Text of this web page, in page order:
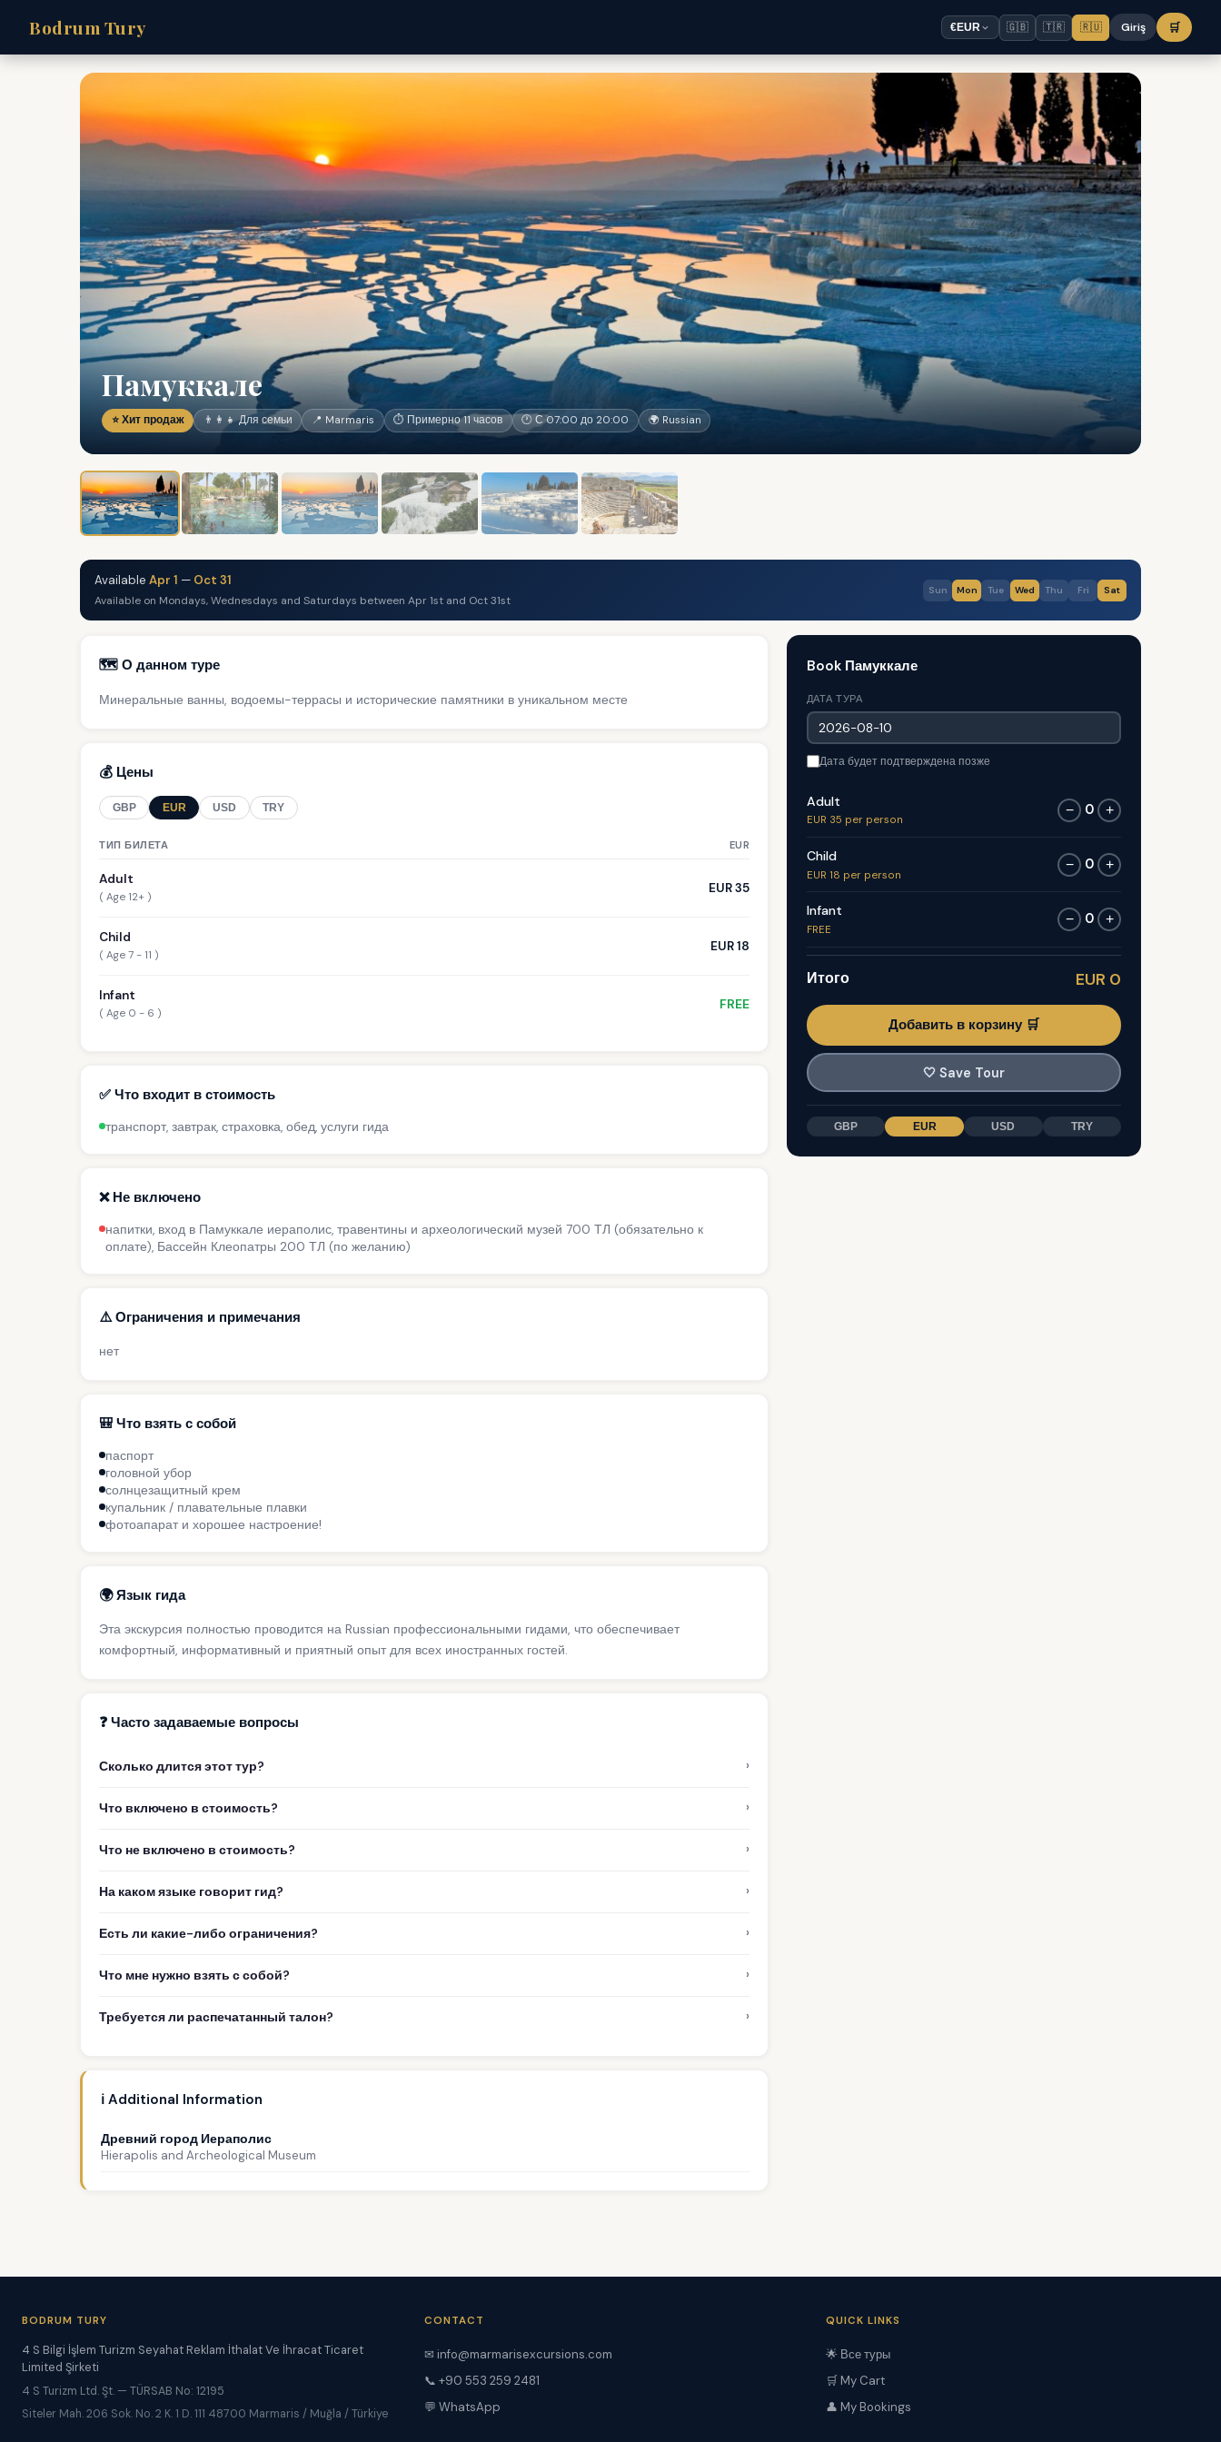
Bodrum Tury €EUR 🇬🇧 🇹🇷 🇷🇺 Giriş 🛒
Памуккале
⭐ Хит продаж 👨‍👩‍👧 Для семьи 📍 Marmaris ⏱ Примерно 11 часов 🕐 С 07:00 до 20:00 🌍 Russian
Available Apr 1 — Oct 31
Available on Mondays, Wednesdays and Saturdays between Apr 1st and Oct 31st
Sun Mon Tue Wed Thu Fri Sat
🗺️ О данном туре
Минеральные ванны, водоемы-террасы и исторические памятники в уникальном месте
💰 Цены
GBP EUR USD TRY
ТИП БИЛЕТА EUR
Adult
( Age 12+ )
EUR 35
Child
( Age 7 - 11 )
EUR 18
Infant
( Age 0 - 6 )
FREE
✅ Что входит в стоимость
транспорт, завтрак, страховка, обед, услуги гида
❌ Не включено
напитки, вход в Памуккале иераполис, травентины и археологический музей 700 ТЛ (обязательно к
оплате), Бассейн Клеопатры 200 ТЛ (по желанию)
⚠️ Ограничения и примечания
нет
🎒 Что взять с собой
паспорт
головной убор
солнцезащитный крем
купальник / плавательные плавки
фотоапарат и хорошее настроение!
🌍 Язык гида
Эта экскурсия полностью проводится на Russian профессиональными гидами, что обеспечивает
комфортный, информативный и приятный опыт для всех иностранных гостей.
❓ Часто задаваемые вопросы
Сколько длится этот тур? ›
Что включено в стоимость? ›
Что не включено в стоимость? ›
На каком языке говорит гид? ›
Есть ли какие-либо ограничения? ›
Что мне нужно взять с собой? ›
Требуется ли распечатанный талон? ›
ℹ️ Additional Information
Древний город Иераполис
Hierapolis and Archeological Museum
Book Памуккале
ДАТА ТУРА
Дата будет подтверждена позже
Adult
EUR 35 per person
− 0 +
Child
EUR 18 per person
− 0 +
Infant
FREE
− 0 +
Итого EUR 0
Добавить в корзину 🛒
🤍 Save Tour
GBP EUR USD TRY
BODRUM TURY
4 S Bilgi İşlem Turizm Seyahat Reklam İthalat Ve İhracat Ticaret
Limited Şirketi
4 S Turizm Ltd. Şt. — TÜRSAB No: 12195
Siteler Mah. 206 Sok. No. 2 K. 1 D. 111 48700 Marmaris / Muğla / Türkiye
CONTACT
✉ info@marmarisexcursions.com
📞 +90 553 259 2481
💬 WhatsApp
QUICK LINKS
🌟 Все туры
🛒 My Cart
👤 My Bookings